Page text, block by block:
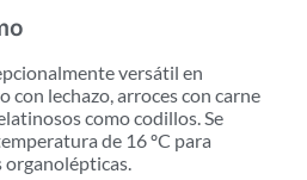
versátil en
con lechazo, arroces con carne
como codillos. Se
de 16 ºC para
organolépticas.